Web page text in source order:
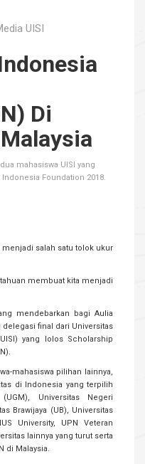
UISI
Di
mahasiswa UISI yang
Foundation 2018.
salah satu tolok ukur
membuat kita menjadi
mendebarkan bagi Aulia
final dari Universitas
yang lolos Scholarship
mahasiswa pilihan lainnya,
di Indonesia yang terpilih
Universitas Negeri
Brawijaya (UB), Universitas
University, UPN Veteran
lainnya yang turut serta
di Malaysia.